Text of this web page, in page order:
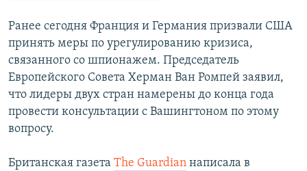
Ранее сегодня Франция и Германия призвали США
принять меры по урегулированию кризиса,
связанного со шпионажем. Председатель
Европейского Совета Херман Ван Ромпей заявил,
что лидеры двух стран намерены до конца года
провести консультации с Вашингтоном по этому
вопросу.
Британская газета The Guardian написала в